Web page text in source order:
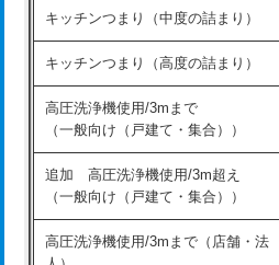
排水管工事（追加 排水管工事/3ｍ超
マス交換（深さ50㎝未満）
マス交換（深さ50㎝以上）
コンクリート斫り（厚さ10㎝まで）
交換・取付(排水栓・排水トラップ
持込商品取付（単水栓）
持込商品取付（混合水栓）
キッチンつまり（中度の詰まり）
キッチンつまり（高度の詰まり）
高圧洗浄機使用/3mまで
（一般向け（戸建て・集合））
追加 高圧洗浄機使用/3m超え
（一般向け（戸建て・集合））
高圧洗浄機使用/3mまで（店舗・法